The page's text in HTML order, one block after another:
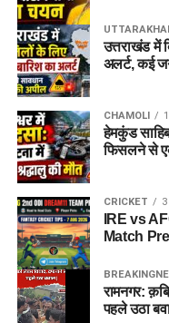
उत्तराखंड में
अलर्ट, कई
CHAMOLI
हेमकुंड
फिसलने से
CRICKET
IRE vs
Match
रामनगर:
पहले उठा